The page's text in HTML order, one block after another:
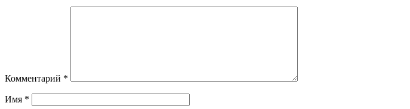
Комментарий *
Имя *